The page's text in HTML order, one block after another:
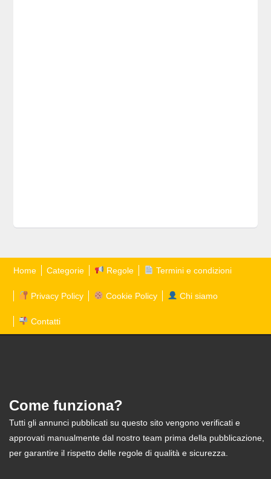
Home Categorie Regole Termini e condizioni
Privacy Policy Cookie Policy Chi siamo
Contatti
Come funziona?
Tutti gli annunci pubblicati su questo sito vengono verificati e
approvati manualmente dal nostro team prima della pubblicazione,
per garantire il rispetto delle regole di qualità e sicurezza.